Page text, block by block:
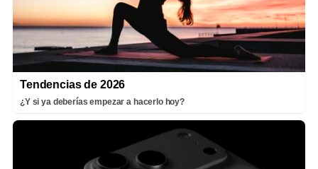
Tendencias de 2026
¿Y si ya deberías empezar a hacerlo hoy?